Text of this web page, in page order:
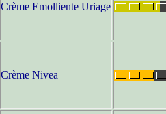
Crème Emolliente Uriage
Crème Nivea